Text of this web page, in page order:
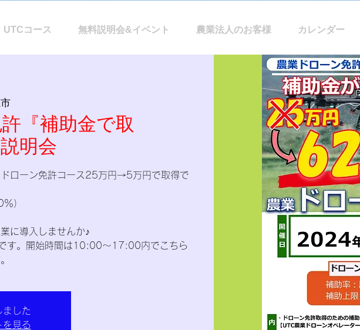
UTCコース 無料説明会&イベント 農業法人のお客様 カレンダー
『補助金で取
明会
ローン免許コース25万円→5万円で取得で
）
に導入しませんか♪
す。開始時間は10:00～17:00内でこちら
ました
を見る